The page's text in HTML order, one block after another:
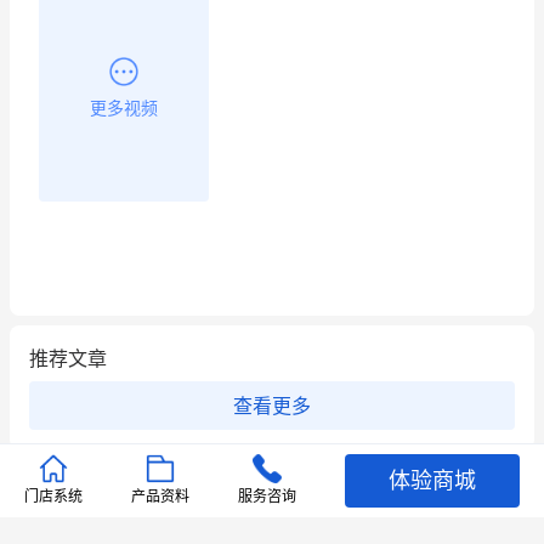
更多视频
推荐文章
查看更多
店铺护航 有赞安心入驻 服务中断赔偿102.4倍
门店系统 产品资料 服务咨询
体验商城